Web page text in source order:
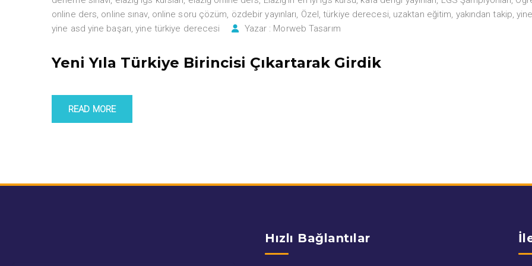
online ders, online sınav, online soru çözüm, özdebir yayınları, Özel,türkiye derecesi, uzaktan eğitim, yakından takip,
yine asd yine başarı,yine türkiye derecesi Yazar : Morweb Tasarım
Yeni Yıla Türkiye Birincisi Çıkartarak Girdik
READ MORE
Hızlı Bağlantılar